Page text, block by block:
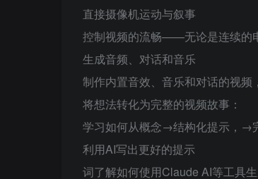
直接摄像机运动与叙事
控制视频的流畅——无论是连续的
生成音频、对话和音乐
制作内置音效、音乐和对话的视
将想法转化为完整的视频故事：
学习如何从概念→结构化提示，→
利用AI写出更好的提示
词了解如何使用Claude AI等工具